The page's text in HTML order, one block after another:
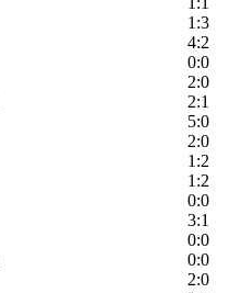
1:3
4:2
0:0
2:0
2:1
5:0
2:0
1:2
1:2
0:0
3:1
0:0
0:0
2:0